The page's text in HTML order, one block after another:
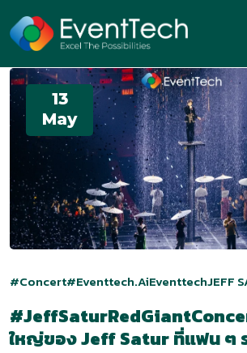
13
May
#Concert#Eventtech.aiEventtechJEFF
ใหญ่ของ Jeff Satur ที่แฟน ๆ